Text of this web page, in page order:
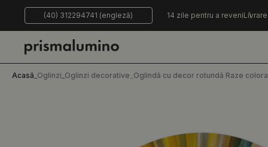
(40) 312294741 (engleză) 14 zile pentru a reveni
Acasă Oglinzi Oglinzi decorative Oglindă cu decor rotundă Raze